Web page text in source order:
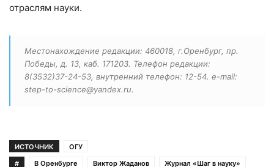
отраслям науки.
Местонахождение редакции: 460018, г.Оренбург, пр.
Победы, д. 13, каб. 171203. Телефон редакции:
8(3532)37-24-53, внутренний телефон: 12-54. e-mail:
step-to-science@yandex.ru.
ИСТОЧНИК
ОГУ
#
В Оренбурге Виктор Жаданов
Журнал «Шаг в науку»